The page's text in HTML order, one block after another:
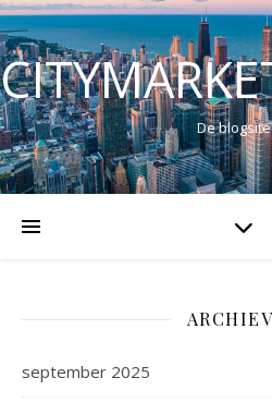
De
september 2025